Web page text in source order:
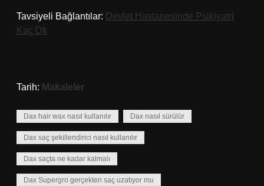
Tavsiyeli Bağlantılar: Devlet Hastanesinde Psikiyatri
Kaç Dk
Tarih: Makaleler
Dax hair wax nasıl kullanılır Dax nasıl sürülür
Dax saç şekillendirici nasıl kullanılır
Dax saçta ne kadar kalmalı
Dax Supergro gerçekten saç uzatıyor mu